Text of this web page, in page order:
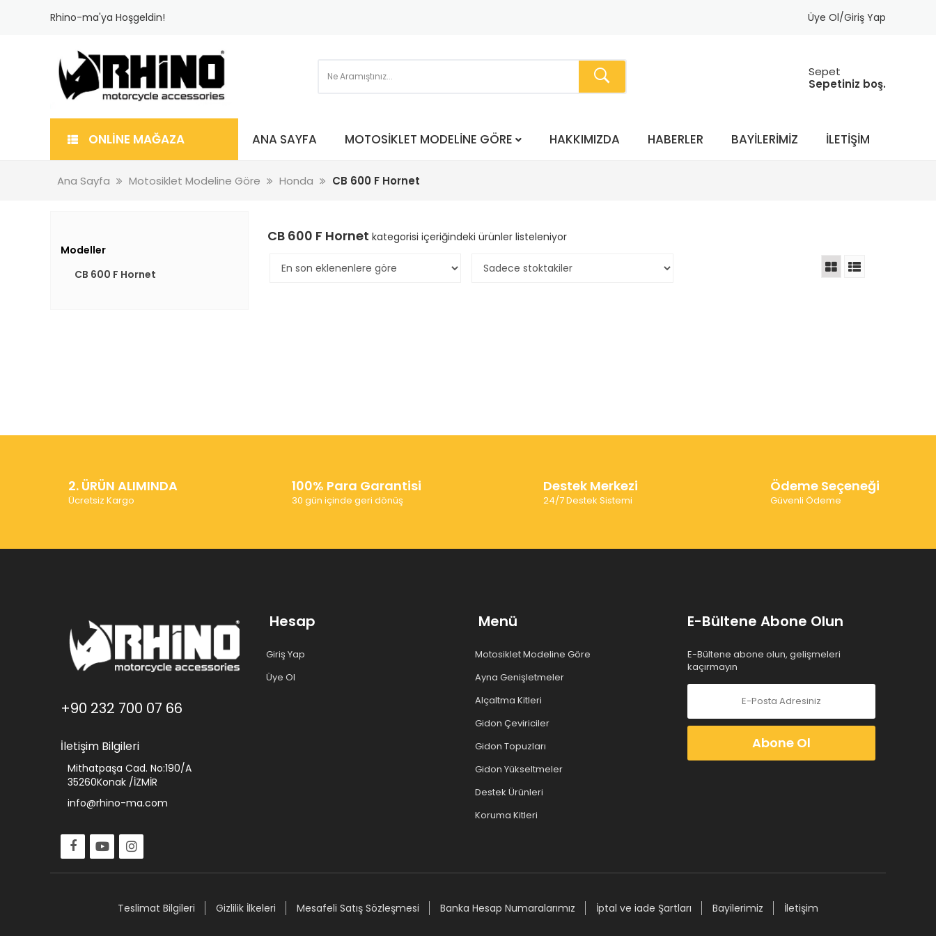
Rhino-ma'ya Hoşgeldin! Üye Ol/Giriş Yap
Sepet
Sepetiniz boş.
ONLİNE MAĞAZA ANA SAYFA MOTOSIKLET MODELINE GÖRE HAKKIMIZDA HABERLER BAYILERIMIZ İLETIŞIM
Ana Sayfa Motosiklet Modeline Göre Honda CB 600 F Hornet
Modeller
CB 600 F Hornet
CB 600 F Hornet kategorisi içeriğindeki ürünler listeleniyor
2. ÜRÜN ALIMINDA
Ücretsiz Kargo
100% Para Garantisi
30 gün içinde geri dönüş
Destek Merkezi
24/7 Destek Sistemi
Ödeme Seçeneği
Güvenli Ödeme
+90 232 700 07 66
İletişim Bilgileri
Mithatpaşa Cad. No:190/A
35260Konak /İZMİR
info@rhino-ma.com
Hesap
Giriş Yap
Üye Ol
Menü
Motosiklet Modeline Göre
Ayna Genişletmeler
Alçaltma Kitleri
Gidon Çeviriciler
Gidon Topuzları
Gidon Yükseltmeler
Destek Ürünleri
Koruma Kitleri
E-Bültene Abone Olun
E-Bültene abone olun, gelişmeleri
kaçırmayın
Abone Ol
Teslimat Bilgileri Gizlilik İlkeleri Mesafeli Satış Sözleşmesi Banka Hesap Numaralarımız İptal ve iade Şartları Bayilerimiz İletişim